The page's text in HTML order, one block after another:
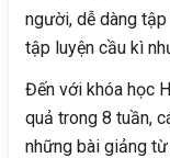
người, dễ dàng
tập luyện cầu kì
Đến với khóa học
quả trong 8 tuần,
những bài giảng